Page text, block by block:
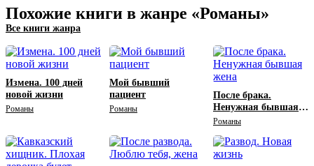
Похожие книги в жанре «Романы»
Все книги жанра
Измена. 100 дней
новой жизни
Романы
Мой бывший
пациент
Романы
После брака.
Ненужная бывшая
жена
Романы